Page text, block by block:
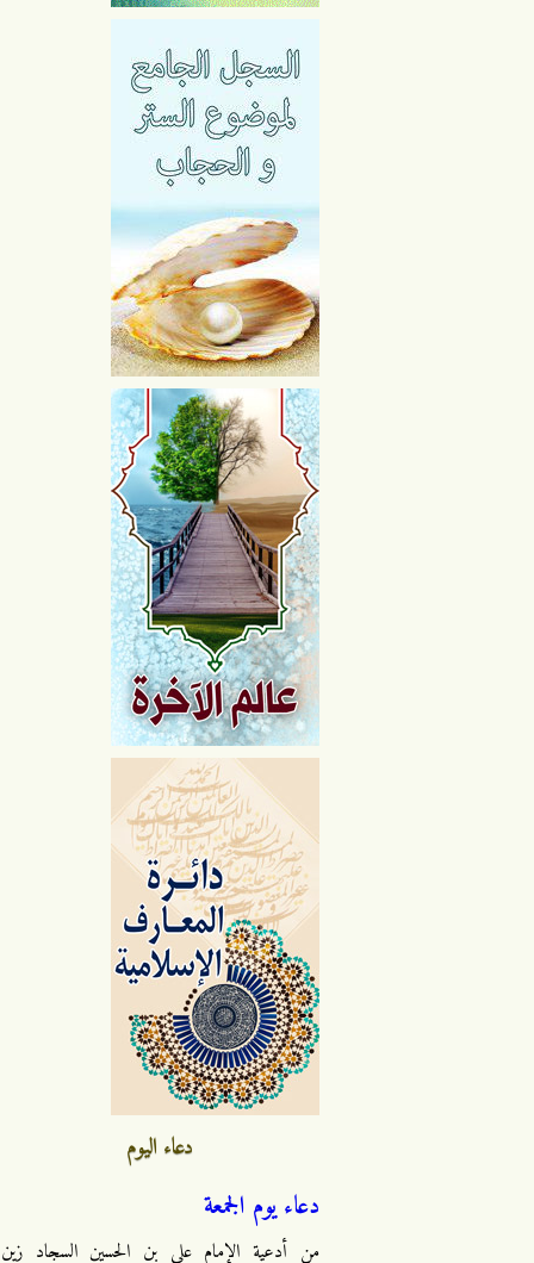
دعاء اليوم
دعاء يوم الجمعة
من أدعية الإمام علي بن الحسين السجاد زين